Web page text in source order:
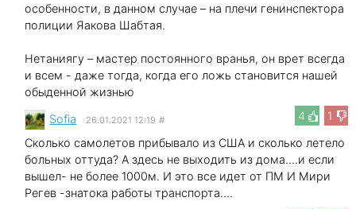
особенности, в данном случае – на плечи генинспектора
полиции Яакова Шабтая.
Нетаниягу – мастер постоянного вранья, он врет всегда
и всем - даже тогда, когда его ложь становится нашей
обыденной жизнью
4
1
Sofia 26.01.2021 12:19 #
Сколько самолетов прибывало из США и сколько летело
больных оттуда? А здесь не выходить из дома....и если
вышел- не более 1000м. И это все идет от ПМ И Мири
Регев -знатока работы транспорта....